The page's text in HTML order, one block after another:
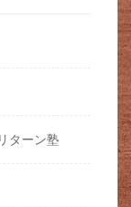
ターン塾